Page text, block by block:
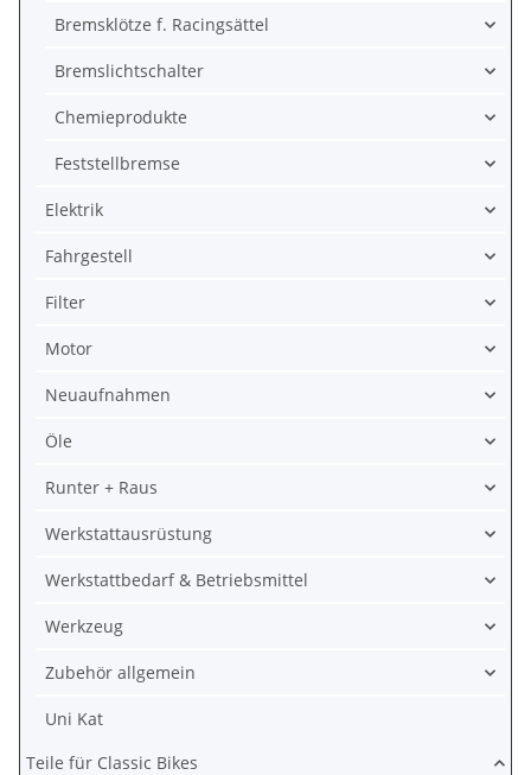
Bremsklötze f. Racingsättel
Bremslichtschalter
Chemieprodukte
Feststellbremse
Elektrik
Fahrgestell
Filter
Motor
Neuaufnahmen
Öle
Runter + Raus
Werkstattausrüstung
Werkstattbedarf & Betriebsmittel
Werkzeug
Zubehör allgemein
Uni Kat
Teile für Classic Bikes